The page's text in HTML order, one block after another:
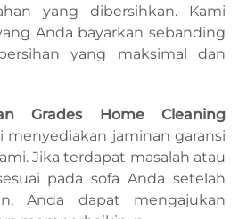
yang dibersihkan. Kami
Anda bayarkan sebanding
yang maksimal dan
Grades Home Cleaning
menyediakan jaminan garansi
Jika terdapat masalah atau
pada sofa Anda setelah
Anda dapat mengajukan